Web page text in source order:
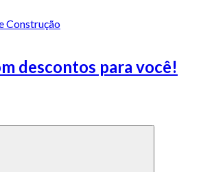
Construção
descontos para você!